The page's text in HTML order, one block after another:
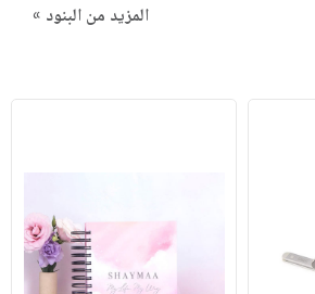
المزيد من البنود »